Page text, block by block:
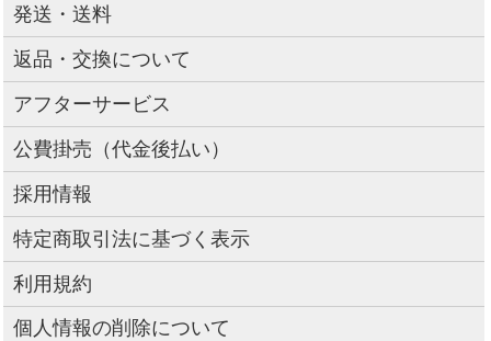
発送・送料
返品・交換について
アフターサービス
公費掛売（代金後払い）
採用情報
特定商取引法に基づく表示
利用規約
個人情報の削除について